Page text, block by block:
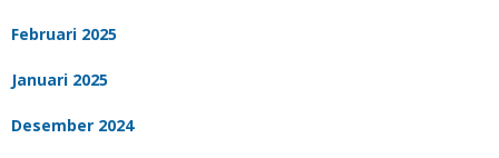
Februari 2025
Januari 2025
Desember 2024